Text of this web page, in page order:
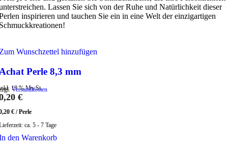
Lassen Sie sich von der Ruhe und Natürlichkeit dieser
inspirieren und tauchen Sie ein in eine Welt der einzigartigen
Wunschzettel hinzufügen
Perle 8,3 mm
19 % MwSt.
Versandkosten
€
€ /Perle
ca. 5 - 7 Tage
den Warenkorb